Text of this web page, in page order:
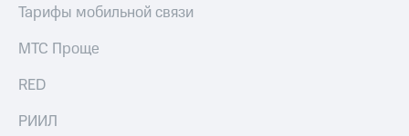
капитал
и
Тарифы мобильной связи
МТС Проще
RED
РИИЛ